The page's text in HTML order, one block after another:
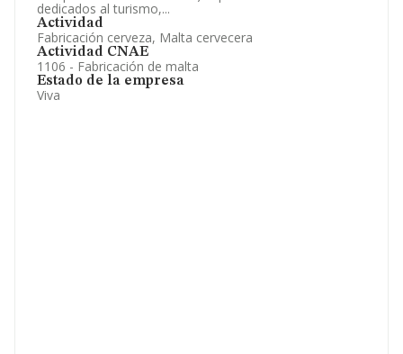
dedicados al turismo,...
Actividad
Fabricación cerveza, Malta cervecera
Actividad CNAE
1106 - Fabricación de malta
Estado de la empresa
Viva